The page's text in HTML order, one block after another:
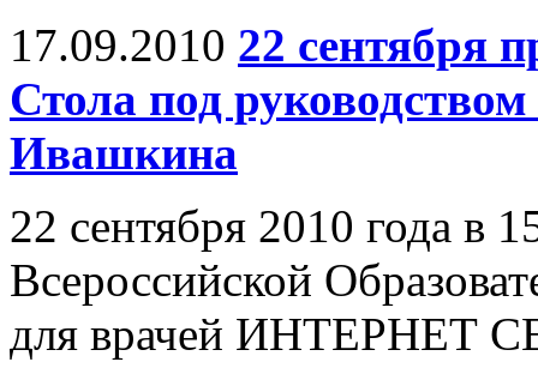
17.09.2010 22 сентября
Стола под
Ивашкина
22 сентября 2010 года в
Всероссийской
для врачей ИНТЕРНЕТ